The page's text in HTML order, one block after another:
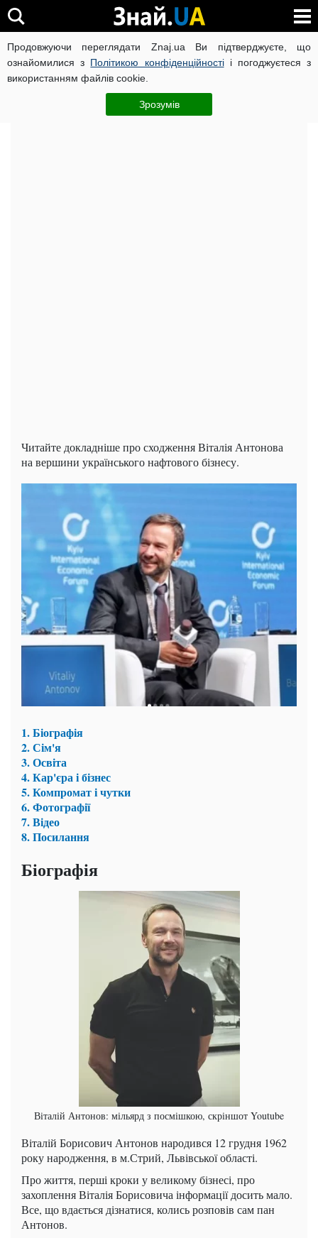
Продовжуючи переглядати Znaj.ua Ви підтверджуєте, що
ознайомилися з Політикою конфіденційностіі погоджуєтеся з
використанням файлів cookie.
Зрозумів
Головна Досьє
Віталій Борисович Антонов: біографія,
кар'єра, скандалира,
Читайте докладніше про сходження Віталія Антонова
на вершини українського нафтового бізнесу.
1. Біографія
2. Сім'я
3. Освіта
4. Кар'єра і бізнес
5. Компромат і чутки
6. Фотографії
7. Відео
8. Посилання
Біографія
Віталій Антонов: мільярд з посмішкою, скріншот Youtube
Віталій Борисович Антонов народився 12 грудня 1962
року народження, в м.Стрий, Львівської області.
Про життя, перші кроки у великому бізнесі, про
захоплення Віталія Борисовича інформації досить мало.
Все, що вдається дізнатися, колись розповів сам пан
Антонов.